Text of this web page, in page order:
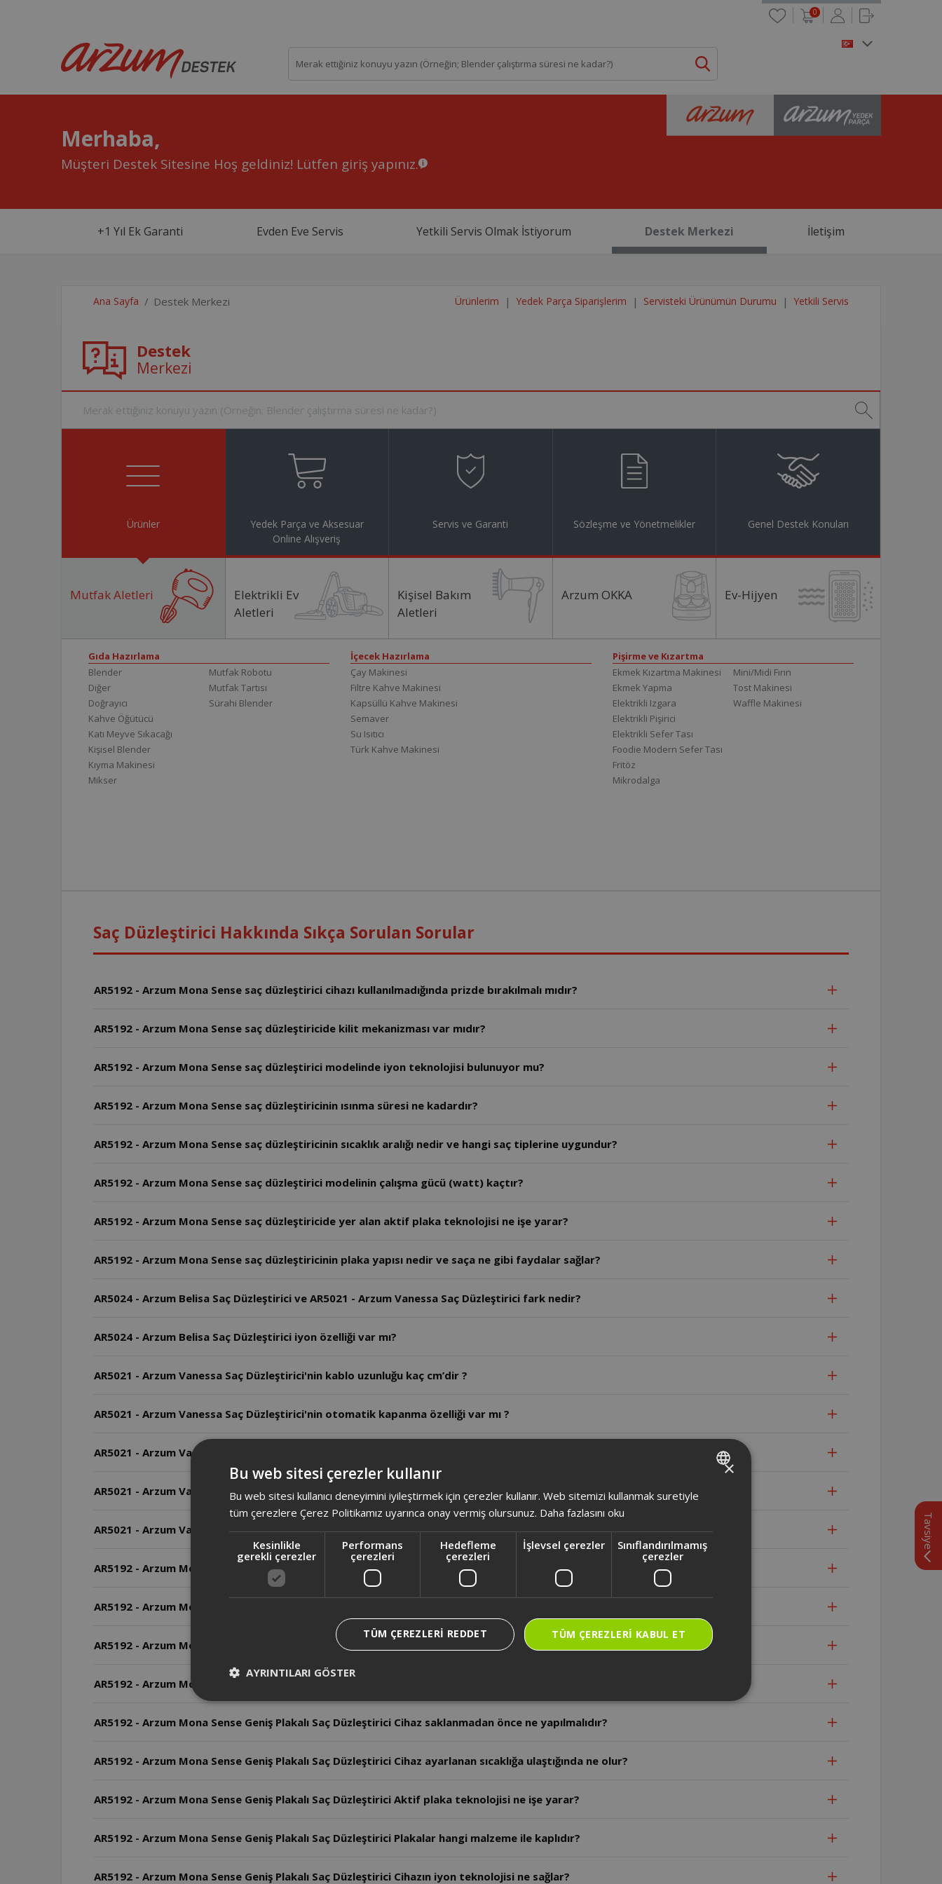
0
Merhaba,
Müşteri Destek Sitesine Hoş geldiniz! Lütfen giriş yapınız.
+1 Yıl Ek Garanti Evden Eve Servis Yetkili Servis Olmak İstiyorum Destek Merkezi İletişim
Ana Sayfa Destek Merkezi Ürünlerim Yedek Parça Siparişlerim Servisteki Ürünümün Durumu Yetkili Servis
Destek
Merkezi
Ürünler
Yedek Parça ve Aksesuar
Online Alışveriş
Servis ve Garanti Sözleşme ve Yönetmelikler Genel Destek Konuları
Mutfak Aletleri
Elektrikli Ev
Aletleri
Kişisel Bakım
Aletleri
Arzum OKKA Ev-Hijyen
Gıda Hazırlama
Blender
Diğer
Doğrayıcı
Kahve Öğütücü
Katı Meyve Sıkacağı
Kişisel Blender
Kıyma Makinesi
Mikser
Mutfak Robotu
Mutfak Tartısı
Sürahi Blender
İçecek Hazırlama
Çay Makinesi
Filtre Kahve Makinesi
Kapsüllü Kahve Makinesi
Semaver
Su Isıtıcı
Türk Kahve Makinesi
Pişirme ve Kızartma
Ekmek Kızartma Makinesi
Ekmek Yapma
Elektrikli Izgara
Elektrikli Pişirici
Elektrikli Sefer Tası
Foodie Modern Sefer Tası
Fritöz
Mikrodalga
Mini/Midi Fırın
Tost Makinesi
Waffle Makinesi
Saç Düzleştirici Hakkında Sıkça Sorulan Sorular
AR5192 - Arzum Mona Sense saç düzleştirici cihazı kullanılmadığında prizde bırakılmalı mıdır?
AR5192 - Arzum Mona Sense saç düzleştiricide kilit mekanizması var mıdır?
AR5192 - Arzum Mona Sense saç düzleştirici modelinde iyon teknolojisi bulunuyor mu?
AR5192 - Arzum Mona Sense saç düzleştiricinin ısınma süresi ne kadardır?
AR5192 - Arzum Mona Sense saç düzleştiricinin sıcaklık aralığı nedir ve hangi saç tiplerine uygundur?
AR5192 - Arzum Mona Sense saç düzleştirici modelinin çalışma gücü (watt) kaçtır?
AR5192 - Arzum Mona Sense saç düzleştiricide yer alan aktif plaka teknolojisi ne işe yarar?
AR5192 - Arzum Mona Sense saç düzleştiricinin plaka yapısı nedir ve saça ne gibi faydalar sağlar?
AR5024 - Arzum Belisa Saç Düzleştirici ve AR5021 - Arzum Vanessa Saç Düzleştirici fark nedir?
AR5024 - Arzum Belisa Saç Düzleştirici iyon özelliği var mı?
AR5021 - Arzum Vanessa Saç Düzleştirici'nin kablo uzunluğu kaç cm’dir ?
AR5021 - Arzum Vanessa Saç Düzleştirici'nin otomatik kapanma özelliği var mı ?
AR5021 - Arzum Vanessa Saç Düzleştirici kaç watt ?
AR5021 - Arzum Vanessa Saç Düzleştirici'nin plaka malzemesi nedir ?
AR5021 - Arzum Vanessa Saç Düzleştirici'nin iyon özelliği var mı ?
AR5192 - Arzum Mona Sense Geniş Plakalı Saç Düzleştirici Cihazın üretici ülkesi neresidir?
AR5192 - Arzum Mona Sense Geniş Plakalı Saç Düzleştirici Cihazın kullanım ömrü kaç yıldır?
AR5192 - Arzum Mona Sense Geniş Plakalı Saç Düzleştirici Cihazın gücü kaç watt’tır?
AR5192 - Arzum Mona Sense Geniş Plakalı Saç Düzleştirici Plaka kilidi ne işe yarar?
AR5192 - Arzum Mona Sense Geniş Plakalı Saç Düzleştirici Cihaz saklanmadan önce ne yapılmalıdır?
AR5192 - Arzum Mona Sense Geniş Plakalı Saç Düzleştirici Cihaz ayarlanan sıcaklığa ulaştığında ne olur?
AR5192 - Arzum Mona Sense Geniş Plakalı Saç Düzleştirici Aktif plaka teknolojisi ne işe yarar?
AR5192 - Arzum Mona Sense Geniş Plakalı Saç Düzleştirici Plakalar hangi malzeme ile kaplıdır?
AR5192 - Arzum Mona Sense Geniş Plakalı Saç Düzleştirici Cihazın iyon teknolojisi ne sağlar?
Tavsiye
TURKISH
×
Bu web sitesi çerezler kullanır
Bu web sitesi kullanıcı deneyimini iyileştirmek için çerezler kullanır. Web sitemizi kullanmak suretiyle
tüm çerezlere Çerez Politikamız uyarınca onay vermiş olursunuz. Daha fazlasını oku
Kesinlikle
gerekli çerezler
Performans
çerezleri
Hedefleme
çerezleri
İşlevsel çerezler
Sınıflandırılmamış
çerezler
TÜM ÇEREZLERI KABUL ET
TÜM ÇEREZLERI REDDET
AYRINTILARI GÖSTER